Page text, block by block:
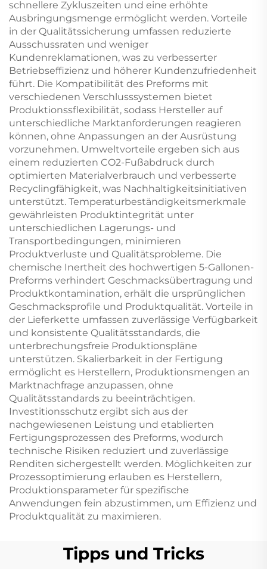
schnellere Zykluszeiten und eine erhöhte
Ausbringungsmenge ermöglicht werden. Vorteile
in der Qualitätssicherung umfassen reduzierte
Ausschussraten und weniger
Kundenreklamationen, was zu verbesserter
Betriebseffizienz und höherer Kundenzufriedenheit
führt. Die Kompatibilität des Preforms mit
verschiedenen Verschlusssystemen bietet
Produktionssflexibilität, sodass Hersteller auf
unterschiedliche Marktanforderungen reagieren
können, ohne Anpassungen an der Ausrüstung
vorzunehmen. Umweltvorteile ergeben sich aus
einem reduzierten CO2-Fußabdruck durch
optimierten Materialverbrauch und verbesserte
Recyclingfähigkeit, was Nachhaltigkeitsinitiativen
unterstützt. Temperaturbeständigkeitsmerkmale
gewährleisten Produktintegrität unter
unterschiedlichen Lagerungs- und
Transportbedingungen, minimieren
Produktverluste und Qualitätsprobleme. Die
chemische Inertheit des hochwertigen 5-Gallonen-
Preforms verhindert Geschmacksübertragung und
Produktkontamination, erhält die ursprünglichen
Geschmacksprofile und Produktqualität. Vorteile in
der Lieferkette umfassen zuverlässige Verfügbarkeit
und konsistente Qualitätsstandards, die
unterbrechungsfreie Produktionspläne
unterstützen. Skalierbarkeit in der Fertigung
ermöglicht es Herstellern, Produktionsmengen an
Marktnachfrage anzupassen, ohne
Qualitätsstandards zu beeinträchtigen.
Investitionsschutz ergibt sich aus der
nachgewiesenen Leistung und etablierten
Fertigungsprozessen des Preforms, wodurch
technische Risiken reduziert und zuverlässige
Renditen sichergestellt werden. Möglichkeiten zur
Prozessoptimierung erlauben es Herstellern,
Produktionsparameter für spezifische
Anwendungen fein abzustimmen, um Effizienz und
Produktqualität zu maximieren.
Tipps und Tricks